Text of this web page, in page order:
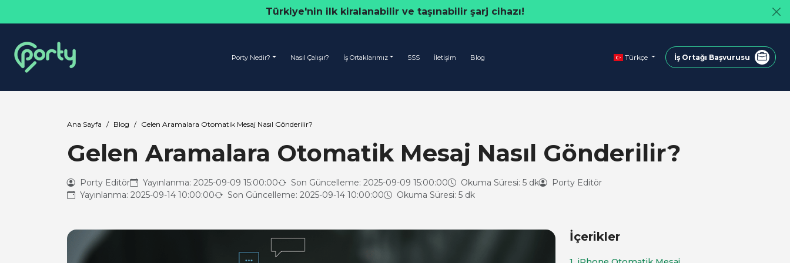
Türkiye'nin ilk kiralanabilir ve taşınabilir şarj cihazı!
Porty Nedir? Nasıl Çalışır? İş Ortaklarımız SSS İletişim Blog Türkçe İş Ortağı Başvurusu
Ana Sayfa Blog Gelen Aramalara Otomatik Mesaj Nasıl Gönderilir?
Gelen Aramalara Otomatik Mesaj Nasıl Gönderilir?
Porty Editör Yayınlanma: 2025-09-09 15:00:00 Son Güncelleme: 2025-09-09 15:00:00 Okuma Süresi: 5 dk
Porty Editör
Yayınlanma: 2025-09-14 10:00:00
Son Güncelleme: 2025-09-14 10:00:00 Okuma Süresi: 5 dk
İçerikler